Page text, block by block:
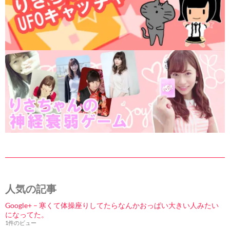
人気の記事
Google+ – 寒くて体操座りしてたらなんかおっぱい大きい人みたい
になってた。
1件のビュー